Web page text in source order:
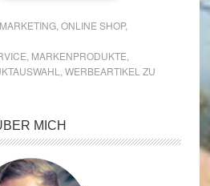
MARKETING, ONLINE SHOP,
MARKENPRODUKTE
WERBEARTIKEL ZU
MICH